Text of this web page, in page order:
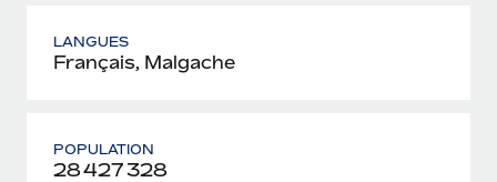
LANGUES
Français, Malgache
POPULATION
28 427 328